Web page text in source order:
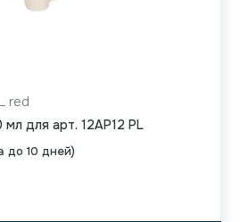
до 10 дней)
red
для арт. 12AP12 PL